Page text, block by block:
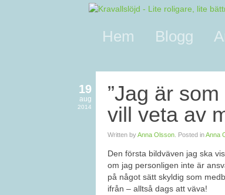
Hem Blogg
19
aug
2014
”Jag är
vill veta av
Written byAnna Olsson . Posted inAnna
Den första bildväven jag ska
om jag personligen inte är
på något sätt skyldig som
ifrån – alltså dags att väva!